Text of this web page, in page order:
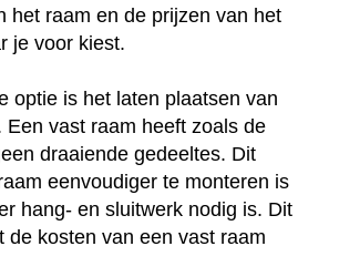
het raam en de prijzen van het
je voor kiest.
optie is het laten plaatsen van
Een vast raam heeft zoals de
draaiende gedeeltes. Dit
eenvoudiger te monteren is
hang- en sluitwerk nodig is. Dit
de kosten van een vast raam